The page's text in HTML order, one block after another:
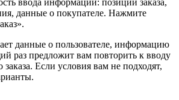
ввода информации: позиции заказа,
данные о покупателе. Нажмите
данные о пользователе, информацию
раз предложит вам повторить к вводу
Если условия вам не подходят,